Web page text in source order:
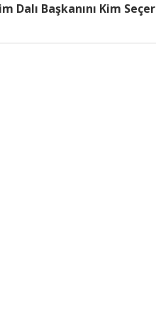
Dalı Başkanını Kim Seçer